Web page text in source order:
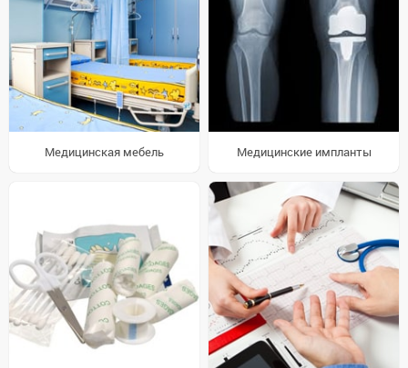
Медицинская мебель Медицинские импланты